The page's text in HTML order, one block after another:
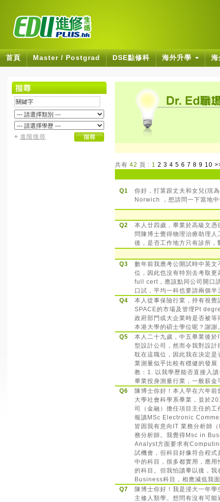
首頁 Master / Postgrad DSE點修科 海外升學
+ 進階搜尋
共有 42 頁 : 1 2 3 4 5 6 7 8 9 10
Q1
你好，打算跟丈夫和女兒(現
Norwich ，想請問一下當地
Q2
本人廿四歲，畢業於高級文
問陳博士覺得物理治療助理
後，是否工作地方只有診所
Q3
數年前我應考公開試時中英
位，因此也沒有特別去考取
full cert，應該點同公司開口
口試，平均一科也要請兩個
Q4
本人從事保險行業，持有視
SPACE的市場及管理Pt
政府部門或大企業時是否被
本港大學的碩士學位呢？謝謝
Q5
本人二十九歲，中五畢業後
型設計公司，然而令我對設
耽在這職位，因此我在決定
業測量似乎比較有穩健的發
教：1. 以我學歷能否直接入
畢業投身測量行業，一般薪金
Q6
陳博士你好！本人早在六年
大學社會科學系畢業，並於
司（金融）擔任項目主任的
報讀MSc Electronic
皆因我有意向IT 業務分析師
務分析師。我覺得Msc in
Analyst方面要求有
試機會，但科目好像符合程
中的科目，很多都實用，應
的科目。但我怕讀畢以後，
Business科目，相應減低我
Q7
陳博士你好！我是浸大一年
主修人類學。想問有沒有可